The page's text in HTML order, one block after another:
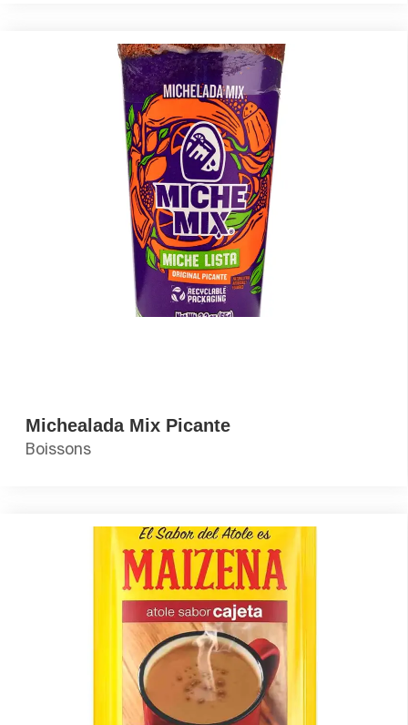
Michealada Mix Picante
Boissons